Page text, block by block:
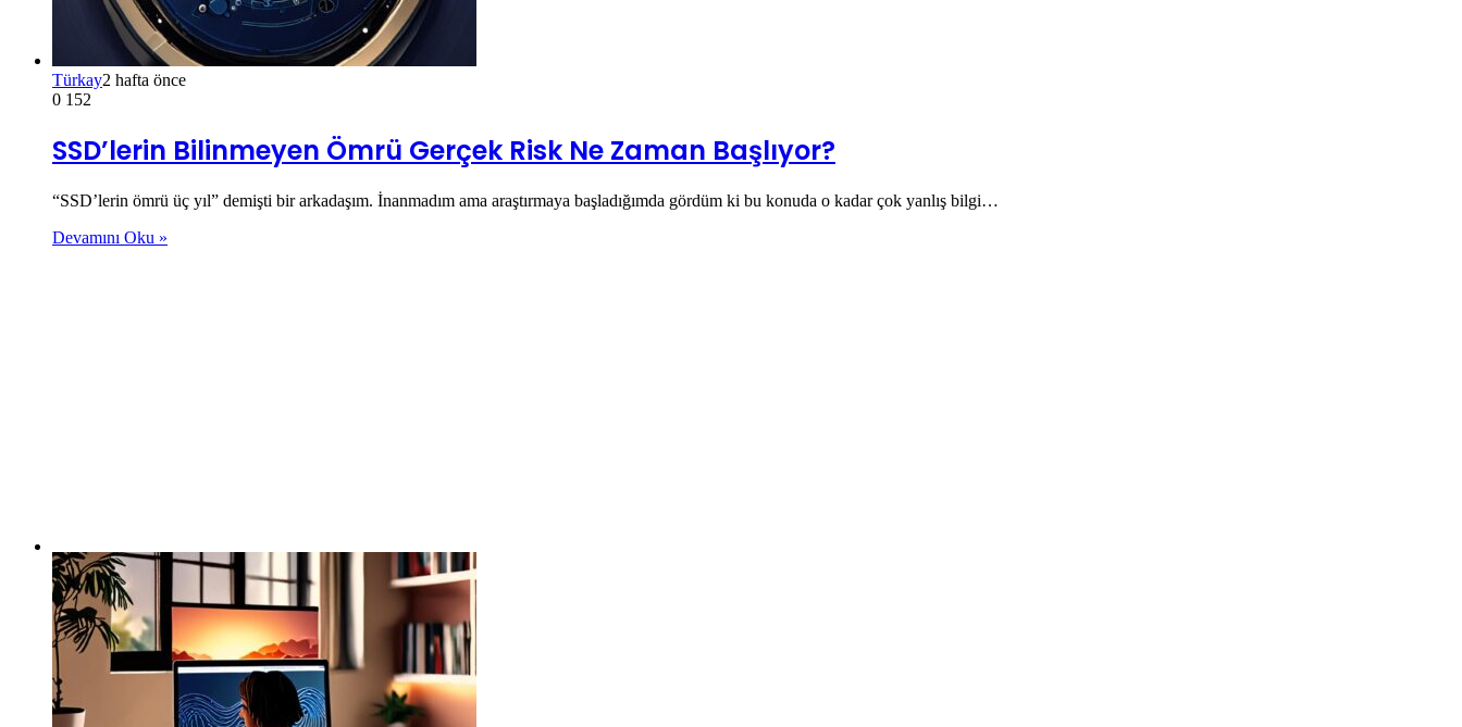
Türkay2 hafta önce
0 152
SSD’lerin Bilinmeyen Ömrü Gerçek Risk Ne Zaman Başlıyor?
“SSD’lerin ömrü üç yıl” demişti bir arkadaşım. İnanmadım ama araştırmaya başladığımda gördüm ki bu konuda o kadar çok yanlış bilgi…
Devamını Oku »